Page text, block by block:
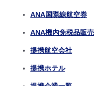
ANA国際線航空券
ANA機内免税品販売
提携航空会社
提携ホテル